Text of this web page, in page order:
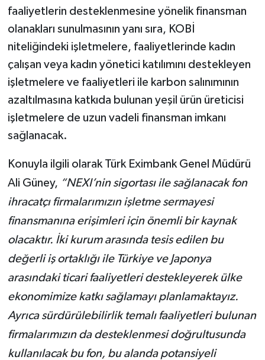
faaliyetlerin desteklenmesine yönelik finansman
olanakları sunulmasının yanı sıra, KOBİ
niteliğindeki işletmelere, faaliyetlerinde kadın
çalışan veya kadın yönetici katılımını destekleyen
işletmelere ve faaliyetleri ile karbon salınımının
azaltılmasına katkıda bulunan yeşil ürün üreticisi
işletmelere de uzun vadeli finansman imkanı
sağlanacak.
Konuyla ilgili olarak Türk Eximbank Genel Müdürü
Ali Güney, “NEXI’nin sigortası ile sağlanacak fon
ihracatçı firmalarımızın işletme sermayesi
finansmanına erişimleri için önemli bir kaynak
olacaktır. İki kurum arasında tesis edilen bu
değerli iş ortaklığı ile Türkiye ve Japonya
arasındaki ticari faaliyetleri destekleyerek ülke
ekonomimize katkı sağlamayı planlamaktayız.
Ayrıca sürdürülebilirlik temalı faaliyetleri bulunan
firmalarımızın da desteklenmesi doğrultusunda
kullanılacak bu fon, bu alanda potansiyeli